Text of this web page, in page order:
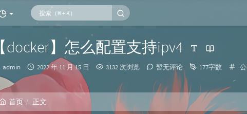
【docker】怎么配置支持ipv4
博
主：
admin
发
布
间：
2022 年 11 月 15 日 3132 次浏览 暂无评论 177字数
分
首页 正文